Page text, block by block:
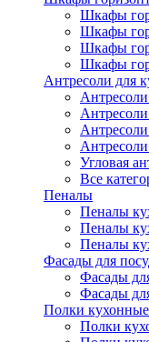
Шкафы
Шкафы
Шкафы
Шкафы
Антресоли для
Угловая
Все
Пеналы
Пеналы
Пеналы
Пеналы
Фасады для
Фасады
Фасады
Полки кухонные
Полки